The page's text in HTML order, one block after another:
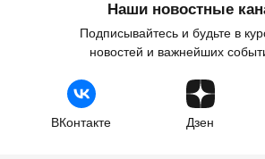
Наши новостные
Подписывайтесь и будьте в
новостей и важнейших
ВКонтакте Дзен